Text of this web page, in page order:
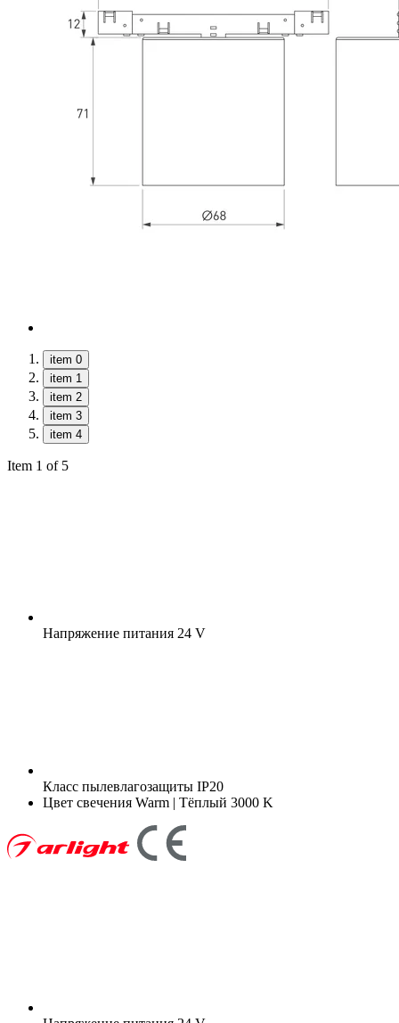
item 0
item 1
item 2
item 3
item 4
Item 1 of 5
Напряжение питания 24 V
Класс пылевлагозащиты IP20
Цвет свечения Warm | Тёплый 3000 K